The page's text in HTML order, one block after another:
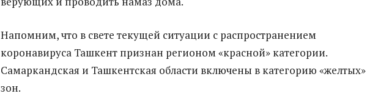
Напомним, что в свете текущей ситуации с распространением
коронавируса Ташкент признан регионом «красной» категории.
Самаркандская и Ташкентская области включены в категорию «желтых»
зон.